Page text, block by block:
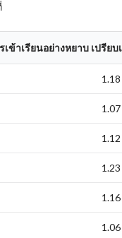
เข้าเรียนอย่างหยาบ เปรีย
1.18
1.07
1.12
1.23
1.16
1.06